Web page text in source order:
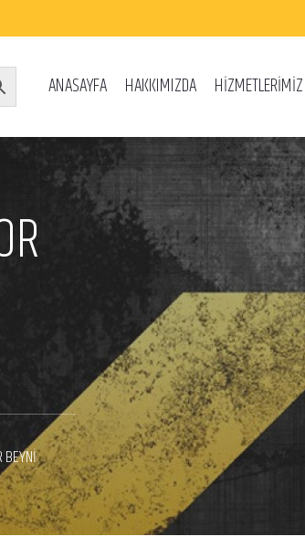
ANASAYFA HAKKIMIZDA HİZMETLERİMİZ
BEYNİ